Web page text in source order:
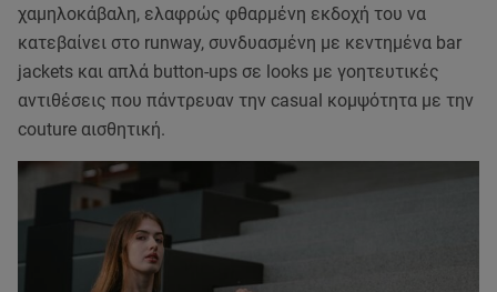
χαμηλοκάβαλη, ελαφρώς φθαρμένη εκδοχή του να
κατεβαίνει στο runway, συνδυασμένη με κεντημένα bar
jackets και απλά button-ups σε looks με γοητευτικές
αντιθέσεις που πάντρευαν την casual κομψότητα με την
couture αισθητική.